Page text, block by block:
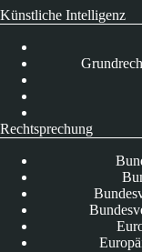
Künstliche Intelligenz
Rechtsprechung